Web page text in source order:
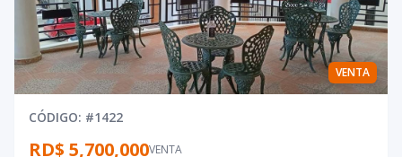
VENTA
CÓDIGO: #1422
VENTA
RD$ 5,700,000